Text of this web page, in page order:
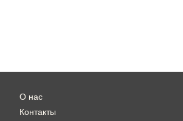
О нас
Контакты